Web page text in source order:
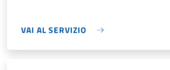
VAI AL SERVIZIO